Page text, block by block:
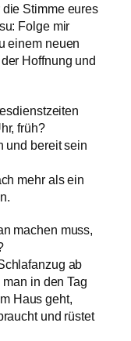
Stimme eures
Folge mir
einem neuen
Hoffnung und
früh?
und bereit sein
mehr als ein
machen muss,
ab
in den Tag
Haus geht,
und rüstet